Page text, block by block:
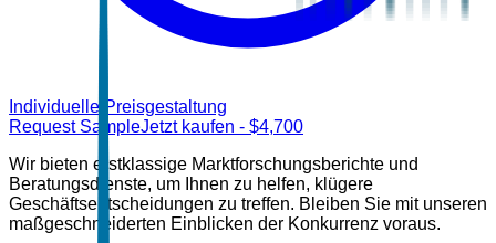
Individuelle Preisgestaltung
Request SampleJetzt kaufen - $4,700
Wir bieten erstklassige Marktforschungsberichte und
Beratungsdienste, um Ihnen zu helfen, klügere
Geschäftsentscheidungen zu treffen. Bleiben Sie mit unseren
maßgeschneiderten Einblicken der Konkurrenz voraus.